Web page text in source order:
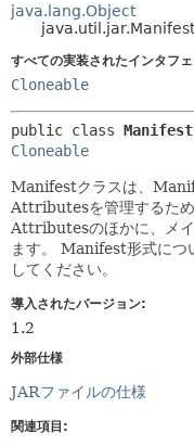
ツリー
プレビュー
新規
非推奨
索引
ヘルプ
java.lang.Object
java.util.jar.Manifest
すべての実装されたインタフ
Cloneable
public class Manifest
Cloneable
Manifestクラスは、
Attributesを管理するため
Attributesのほかに、メ
ます。
Manifest形式につ
してください。
導入されたバージョン:
1.2
外部仕様
JARファイルの仕様
関連項目: